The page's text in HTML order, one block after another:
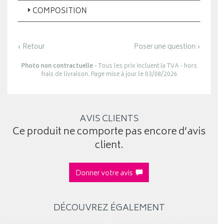
COMPOSITION
‹ Retour Poser une question ›
Photo non contractuelle- Tous les prix incluent la TVA - hors
frais de livraison. Page mise à jour le 03/08/2026
AVIS CLIENTS
Ce produit ne comporte pas encore d’avis
client.
Donner votre avis
DÉCOUVREZ ÉGALEMENT